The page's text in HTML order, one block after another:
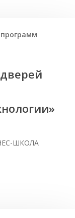
ШКОЛА